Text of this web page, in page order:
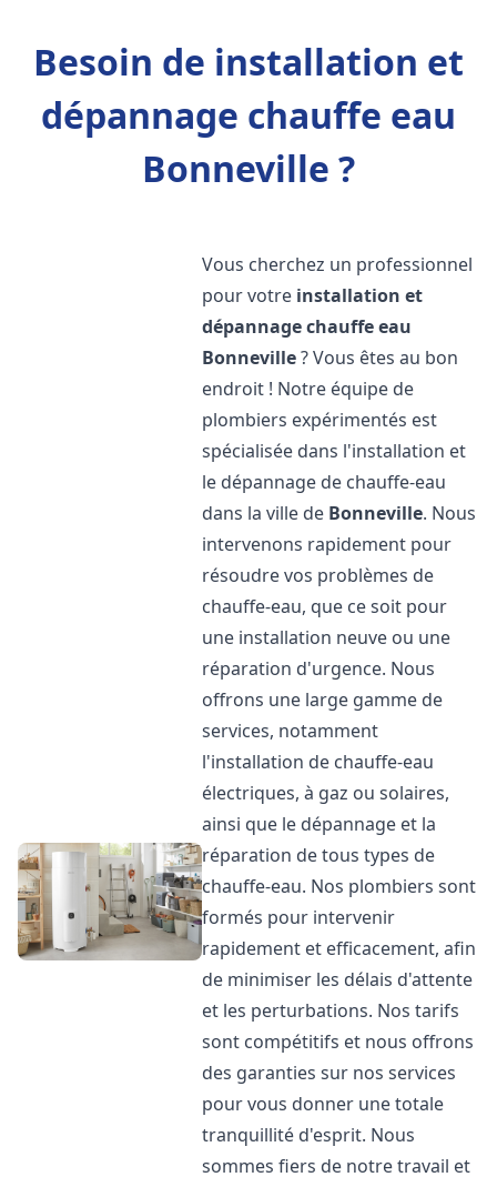
Besoin de installation et
dépannage chauffe eau
Bonneville ?
Vous cherchez un professionnel
pour votre installation et
dépannage chauffe eau
Bonneville? Vous êtes au bon
endroit ! Notre équipe de
plombiers expérimentés est
spécialisée dans l'installation et
le dépannage de chauffe-eau
dans la ville de Bonneville. Nous
intervenons rapidement pour
résoudre vos problèmes de
chauffe-eau, que ce soit pour
une installation neuve ou une
réparation d'urgence. Nous
offrons une large gamme de
services, notamment
l'installation de chauffe-eau
électriques, à gaz ou solaires,
ainsi que le dépannage et la
réparation de tous types de
chauffe-eau. Nos plombiers sont
formés pour intervenir
rapidement et efficacement, afin
de minimiser les délais d'attente
et les perturbations. Nos tarifs
sont compétitifs et nous offrons
des garanties sur nos services
pour vous donner une totale
tranquillité d'esprit. Nous
sommes fiers de notre travail et